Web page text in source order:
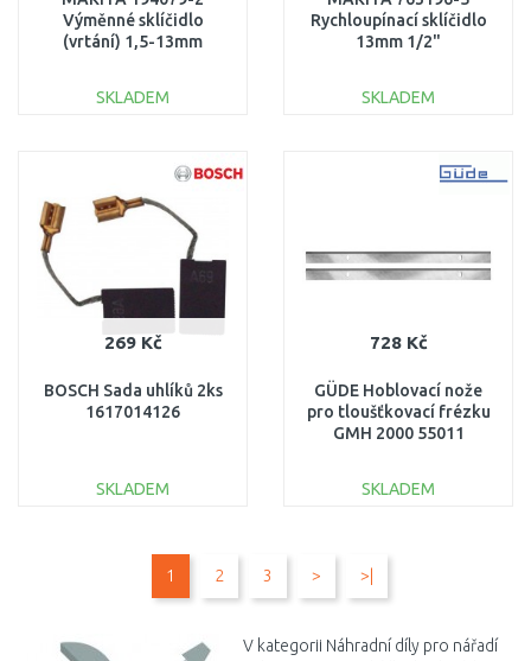
Výměnné sklíčidlo
(vrtání) 1,5-13mm
SKLADEM
Porovnat
Rychloupínací sklíčidlo
13mm 1/2"
SKLADEM
269 Kč
BOSCH Sada uhlíků 2ks
1617014126
SKLADEM
Porovnat
728 Kč
GÜDE Hoblovací nože
pro tloušťkovací frézku
GMH 2000 55011
SKLADEM
1 2 3 > >|
V kategorii Náhradní díly pro nářadí